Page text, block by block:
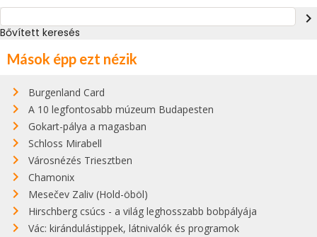
navigate_next
Bővített keresés
Mások épp ezt nézik
Burgenland Card
A 10 legfontosabb múzeum Budapesten
Gokart-pálya a magasban
Schloss Mirabell
Városnézés Triesztben
Chamonix
Mesečev Zaliv (Hold-öböl)
Hirschberg csúcs - a világ leghosszabb bobpályája
Vác: kirándulástippek, látnivalók és programok